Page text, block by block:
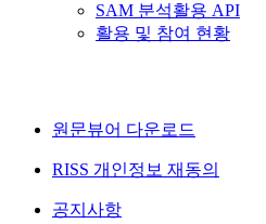
SAM 분석활용 API
활용 및 참여 현황
원문뷰어 다운로드
RISS 개인정보 재동의
공지사항